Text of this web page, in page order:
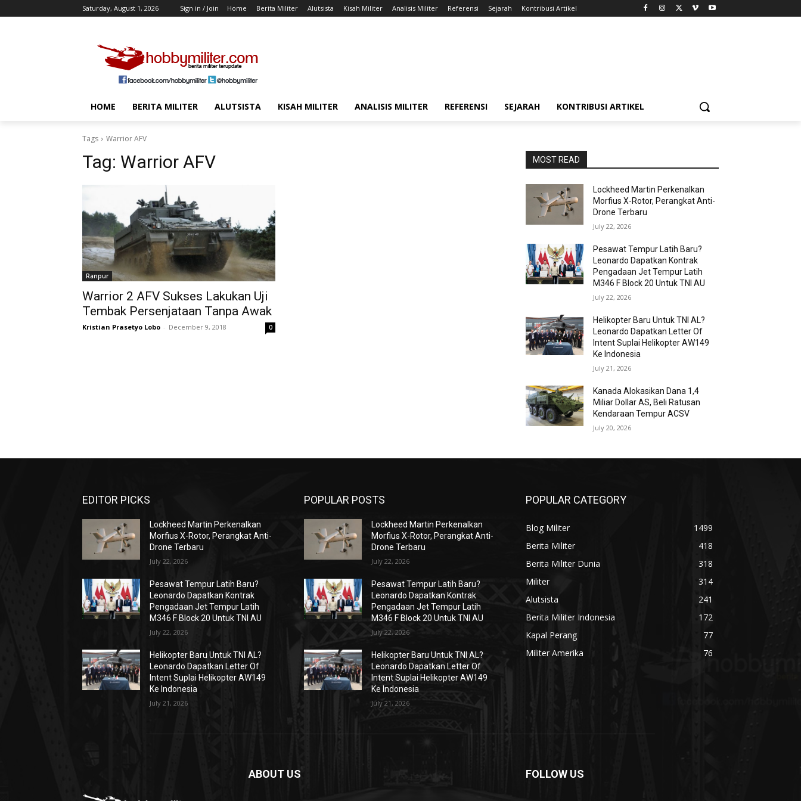
Saturday, August 1, 2026 Sign in / Join Home Berita Militer Alutsista Kisah Militer Analisis Militer Referensi Sejarah Kontribusi Artikel
HOME BERITA MILITER ALUTSISTA KISAH MILITER ANALISIS MILITER REFERENSI SEJARAH KONTRIBUSI ARTIKEL
Tags Warrior AFV
Tag: Warrior AFV
Ranpur
Warrior 2 AFV Sukses Lakukan Uji
Tembak Persenjataan Tanpa Awak
Kristian Prasetyo Lobo - December 9, 2018 0
MOST READ
Lockheed Martin Perkenalkan
Morfius X-Rotor, Perangkat Anti-
Drone Terbaru
July 22, 2026
Pesawat Tempur Latih Baru?
Leonardo Dapatkan Kontrak
Pengadaan Jet Tempur Latih
M346 F Block 20 Untuk TNI AU
July 22, 2026
Helikopter Baru Untuk TNI AL?
Leonardo Dapatkan Letter Of
Intent Suplai Helikopter AW149
Ke Indonesia
July 21, 2026
Kanada Alokasikan Dana 1,4
Miliar Dollar AS, Beli Ratusan
Kendaraan Tempur ACSV
July 20, 2026
EDITOR PICKS
Lockheed Martin Perkenalkan
Morfius X-Rotor, Perangkat Anti-
Drone Terbaru
July 22, 2026
Pesawat Tempur Latih Baru?
Leonardo Dapatkan Kontrak
Pengadaan Jet Tempur Latih
M346 F Block 20 Untuk TNI AU
July 22, 2026
Helikopter Baru Untuk TNI AL?
Leonardo Dapatkan Letter Of
Intent Suplai Helikopter AW149
Ke Indonesia
July 21, 2026
POPULAR POSTS
Lockheed Martin Perkenalkan
Morfius X-Rotor, Perangkat Anti-
Drone Terbaru
July 22, 2026
Pesawat Tempur Latih Baru?
Leonardo Dapatkan Kontrak
Pengadaan Jet Tempur Latih
M346 F Block 20 Untuk TNI AU
July 22, 2026
Helikopter Baru Untuk TNI AL?
Leonardo Dapatkan Letter Of
Intent Suplai Helikopter AW149
Ke Indonesia
July 21, 2026
POPULAR CATEGORY
Blog Militer
1499
Berita Militer
418
Berita Militer Dunia
318
Militer
314
Alutsista
241
Berita Militer Indonesia
172
Kapal Perang
77
Militer Amerika
76
ABOUT US FOLLOW US